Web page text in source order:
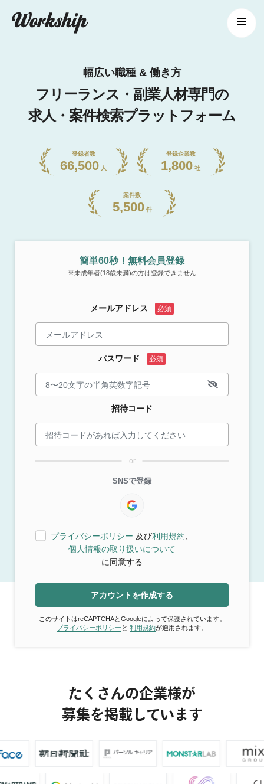
幅広い職種 & 働き方
フリーランス・副業人材専門の
求人・案件検索プラットフォーム
登録者数
66,500 人
登録企業数
1,800 社
案件数
5,500 件
簡単60秒！無料会員登録
※未成年者(18歳未満)の方は登録できません
メールアドレス
パスワード
招待コード
or
SNSで登録
プライバシーポリシー 及び利用規約
個人情報の取り扱いについて
に同意する
アカウントを作成する
このサイトはreCAPTCHAとGoogleによって保護されています。
プライバシーポリシー と 利用規約が適用されます。
たくさんの企業様が
募集を掲載しています